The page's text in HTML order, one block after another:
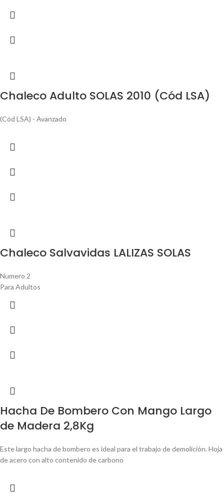
Chaleco Adulto SOLAS 2010 (Cód LSA)
(Cód LSA) - Avanzado
Chaleco Salvavidas LALIZAS SOLAS
Numero 2
Para Adultos
Hacha De Bombero Con Mango Largo
de Madera 2,8Kg
Este largo hacha de bombero es ideal para el trabajo de demolición. Hoja
de acero con alto contenido de carbono